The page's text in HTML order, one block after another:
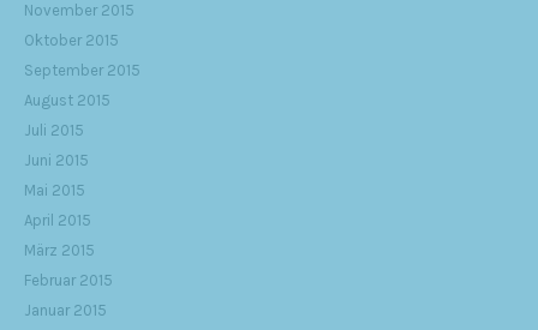
November 2015
Oktober 2015
September 2015
August 2015
Juli 2015
Juni 2015
Mai 2015
April 2015
März 2015
Februar 2015
Januar 2015